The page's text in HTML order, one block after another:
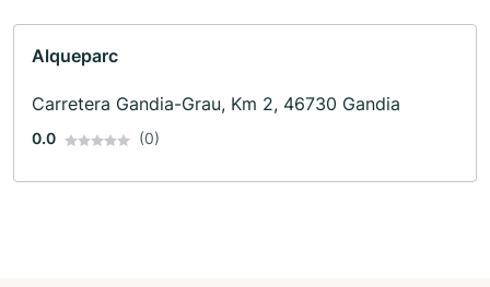
Alqueparc
Carretera Gandia-Grau, Km 2, 46730 Gandia
0.0 (0)